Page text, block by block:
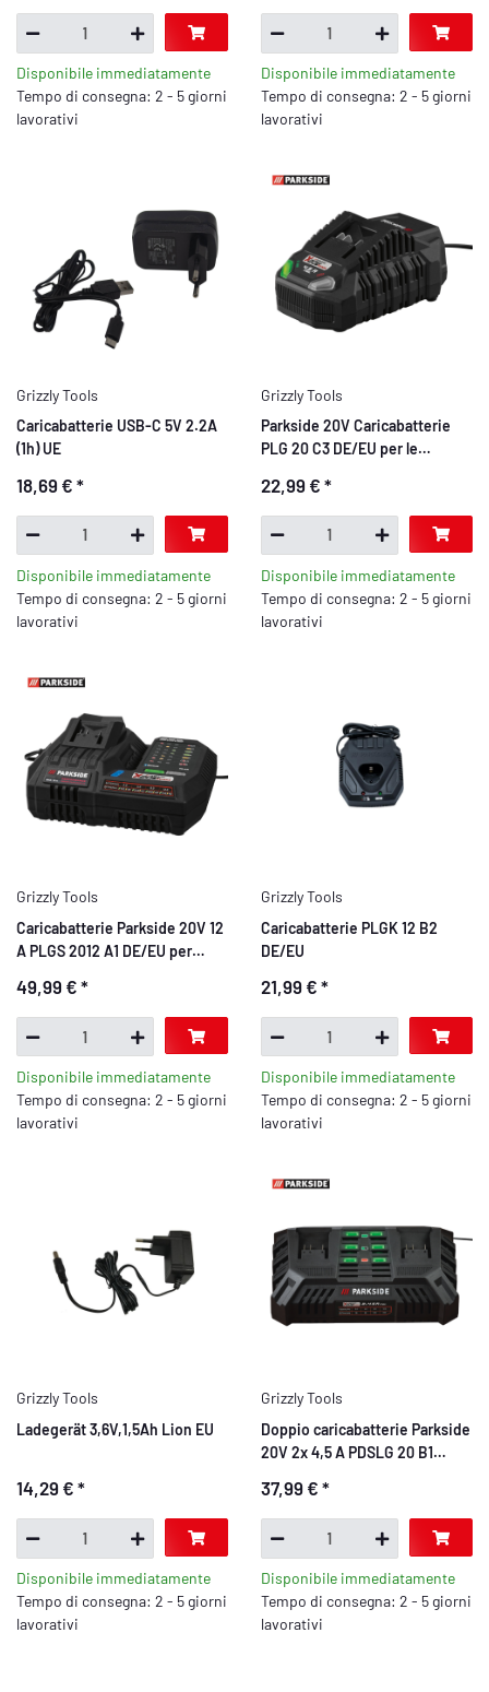
Disponibile immediatamente
Tempo di consegna: 2 - 5 giorni
lavorativi
Disponibile immediatamente
Tempo di consegna: 2 - 5 giorni
lavorativi
Grizzly Tools
Caricabatterie USB-C 5V 2.2A
(1h) UE
18,69 € *
Disponibile immediatamente
Tempo di consegna: 2 - 5 giorni
lavorativi
Grizzly Tools
Parkside 20V Caricabatterie
PLG 20 C3 DE/EU per le
20 V Team
22,99 € *
Disponibile immediatamente
Tempo di consegna: 2 - 5 giorni
lavorativi
Grizzly Tools
Caricabatterie Parkside 20V 12
A PLGS 2012 A1 DE/EU per
Parkside X 20V
49,99 € *
Disponibile immediatamente
Tempo di consegna: 2 - 5 giorni
lavorativi
Grizzly Tools
Caricabatterie PLGK 12 B2
DE/EU
21,99 € *
Disponibile immediatamente
Tempo di consegna: 2 - 5 giorni
lavorativi
Grizzly Tools
Ladegerät 3,6V,1,5Ah Lion EU
14,29 € *
Disponibile immediatamente
Tempo di consegna: 2 - 5 giorni
lavorativi
Grizzly Tools
Doppio caricabatterie Parkside
20V 2x 4,5 A PDSLG 20 B1
famiglia Parkside X 20V
37,99 € *
Disponibile immediatamente
Tempo di consegna: 2 - 5 giorni
lavorativi